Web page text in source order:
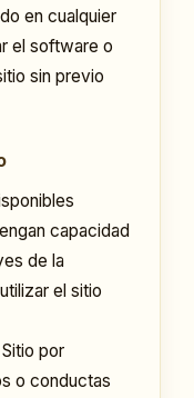
en cualquier
el software o
sin previo
capacidad
de la
el sitio
por
o conductas